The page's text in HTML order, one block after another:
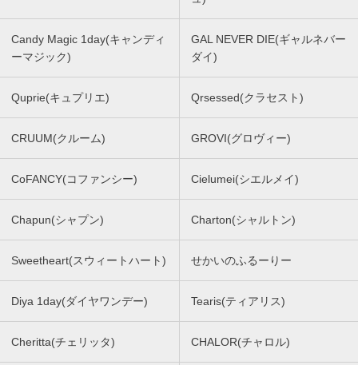
Candy Magic 1day(キャンディ
ーマジック)
GAL NEVER DIE(ギャルネバー
ダイ)
Quprie(キュプリエ) Qrsessed(クラセスト)
CRUUM(クルーム) GROVI(グロヴィー)
CoFANCY(コファンシー) Cielumei(シエルメイ)
Chapun(シャプン) Charton(シャルトン)
Sweetheart(スウィートハート) せかいのふるーりー
Diya 1day(ダイヤワンデー) Tearis(ティアリス)
Cheritta(チェリッタ) CHALOR(チャロル)